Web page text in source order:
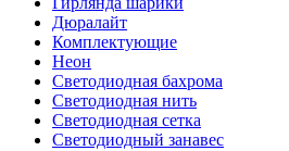
Дюралайт
Комплектующие
Неон
Светодиодная бахрома
Светодиодная нить
Светодиодная сетка
Светодиодный занавес